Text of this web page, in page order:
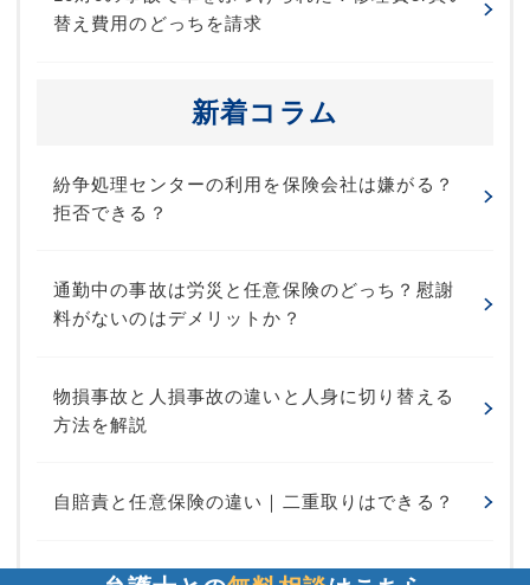
替え費用のどっちを請求
新着コラム
紛争処理センターの利用を保険会社は嫌がる？
拒否できる？
通勤中の事故は労災と任意保険のどっち？慰謝
料がないのはデメリットか？
物損事故と人損事故の違いと人身に切り替える
方法を解説
自賠責と任意保険の違い｜二重取りはできる？
物損事故から人身事故に切り替えるデメリット